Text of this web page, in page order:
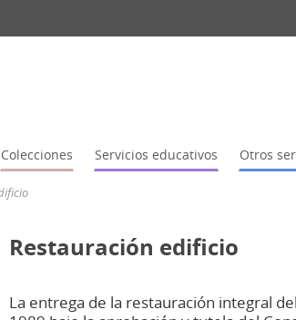
Colecciones Servicios educativos Otros
Restauración edificio
La entrega de la restauración integral